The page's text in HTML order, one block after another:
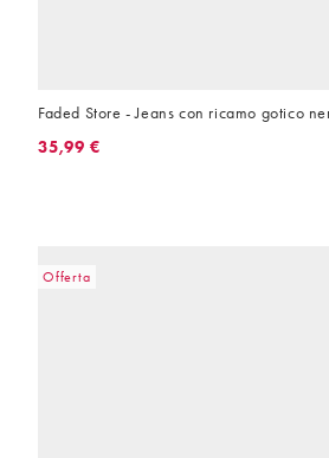
Faded Store - Jeans con ricamo gotico
35,99 €
Offerta